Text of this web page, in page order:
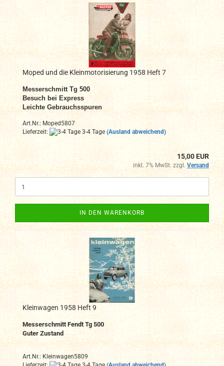
Moped und die Kleinmotorisierung 1958 Heft 7
Messerschmitt Tg 500
Besuch bei Express
Leichte Gebrauchsspuren
Art.Nr.: Moped5807
Lieferzeit:
3-4 Tage (Ausland abweichend)
15,00 EUR
inkl. 7% MwSt. zzgl. Versand
IN DEN WARENKORB
Kleinwagen 1958 Heft 9
Messerschmitt Fendt Tg 500
Guter Zustand
Art.Nr.: Kleinwagen5809